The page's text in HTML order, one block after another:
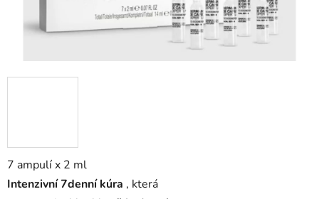
7 ampulí x 2 ml
Intenzivní 7denní kúra , která